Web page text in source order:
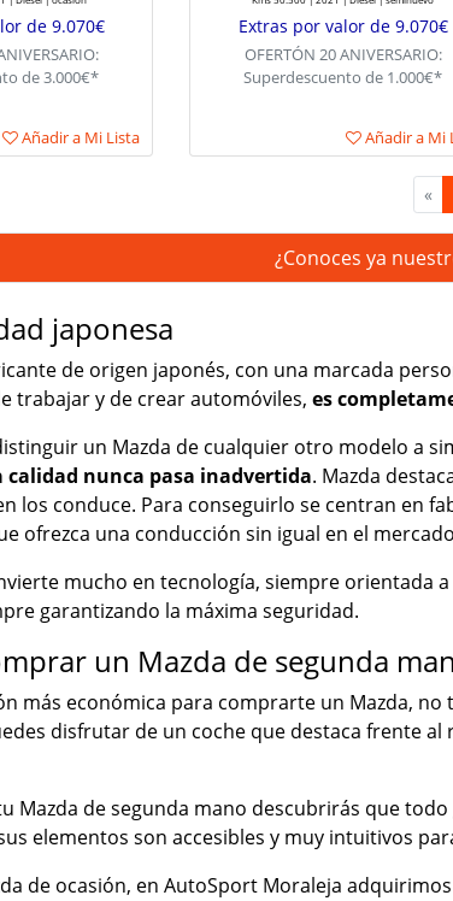
de 9.070€
de 3.000€*
Añadir a Mi Lista
Extras por valor de 9.070€
OFERTÓN 20 ANIVERSARIO:
Superdescuento de 1.000€*
Añadir a Mi
«
¿Conoces ya
japonesa
de origen japonés, con una marcada
trabajar y de crear automóviles, es
un Mazda de cualquier otro modelo a
calidad nunca pasa inadvertida. Mazda
los conduce. Para conseguirlo se centran en
ofrezca una conducción sin igual en el
mucho en tecnología, siempre orientada
garantizando la máxima seguridad.
un Mazda de segunda
más económica para comprarte un Mazda,
disfrutar de un coche que destaca frente
Mazda de segunda mano descubrirás que
elementos son accesibles y muy intuitivos
de ocasión, en AutoSport Moraleja